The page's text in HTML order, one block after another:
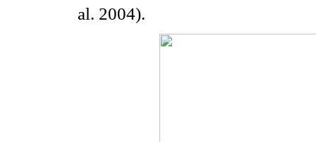
al. 2004).